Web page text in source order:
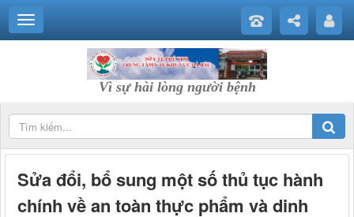
Vì sự hài lòng người bệnh
Sửa đổi, bổ sung một số thủ tục hành
chính về an toàn thực phẩm và dinh